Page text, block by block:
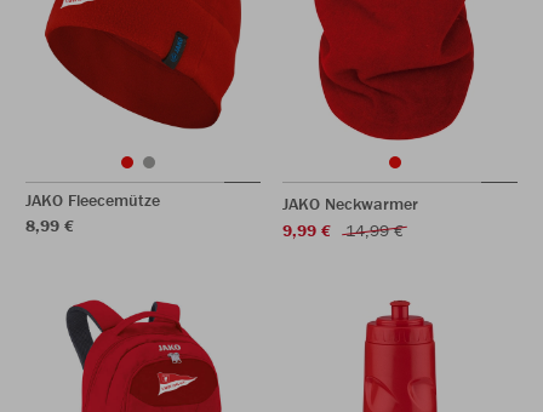
JAKO Fleecemütze
8,99 €
JAKO Neckwarmer
9,99 €
14,99 €